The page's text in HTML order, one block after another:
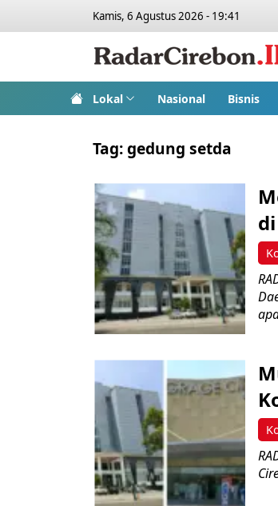
Kamis, 6 Agustus 2026 - 19:41
Lokal Nasional Bisnis
Tag:gedung setda